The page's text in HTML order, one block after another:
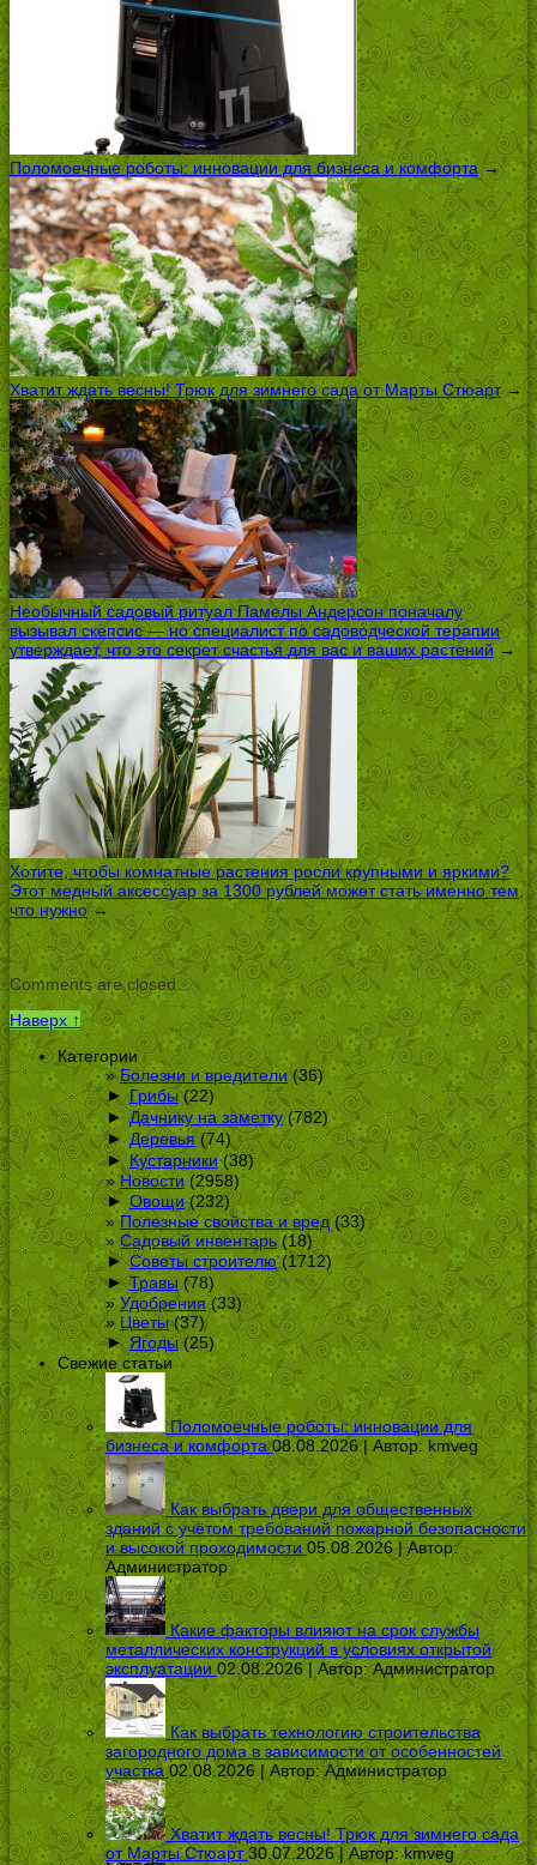
Поломоечные роботы: инновации для бизнеса и комфорта →
Хватит ждать весны! Трюк для зимнего сада от Марты Стюарт→
Необычный садовый ритуал Памелы Андерсон поначалу
вызывал скепсис — но специалист по садоводческой терапии
утверждает, что это секрет счастья для вас и ваших растений→
Хотите, чтобы комнатные растения росли крупными и яркими?
Этот медный аксессуар за 1300 рублей может стать именно тем,
что нужно→
Comments are closed.
Наверх ↑
Категории
Болезни и вредители(36)
► Грибы(22)
► Дачнику на заметку(782)
► Деревья(74)
► Кустарники(38)
Новости(2958)
► Овощи(232)
Полезные свойства и вред(33)
Садовый инвентарь (18)
► Советы строителю(1712)
► Травы(78)
Удобрения(33)
Цветы(37)
► Ягоды(25)
Свежие статьи
Поломоечные роботы: инновации для
бизнеса и комфорта 08.08.2026 | Автор: kmveg
Как выбрать двери для общественных
зданий с учётом требований пожарной безопасности
и высокой проходимости 05.08.2026 | Автор:
Администратор
Какие факторы влияют на срок службы
металлических конструкций в условиях открытой
эксплуатации 02.08.2026 | Автор:Администратор
Как выбрать технологию строительства
загородного дома в зависимости от особенностей
участка 02.08.2026 | Автор:Администратор
Хватит ждать весны! Трюк для зимнего сада
от Марты Стюарт 30.07.2026 | Автор:kmveg